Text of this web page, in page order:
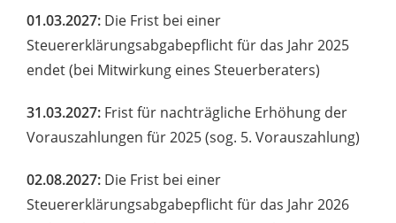
01.03.2027: Die Frist bei einer
Steuererklärungsabgabepflicht für das Jahr 2025
endet (bei Mitwirkung eines Steuerberaters)
31.03.2027: Frist für nachträgliche Erhöhung der
Vorauszahlungen für 2025 (sog. 5. Vorauszahlung)
02.08.2027: Die Frist bei einer
Steuererklärungsabgabepflicht für das Jahr 2026